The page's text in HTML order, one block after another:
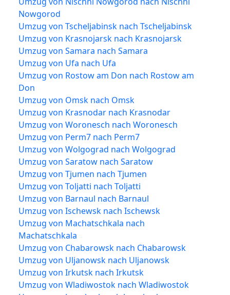
Nowgorod
Umzug von Tscheljabinsk nach Tscheljabinsk
Umzug von Krasnojarsk nach Krasnojarsk
Umzug von Samara nach Samara
Umzug von Ufa nach Ufa
Umzug von Rostow am Don nach Rostow am
Don
Umzug von Omsk nach Omsk
Umzug von Krasnodar nach Krasnodar
Umzug von Woronesch nach Woronesch
Umzug von Perm7 nach Perm7
Umzug von Wolgograd nach Wolgograd
Umzug von Saratow nach Saratow
Umzug von Tjumen nach Tjumen
Umzug von Toljatti nach Toljatti
Umzug von Barnaul nach Barnaul
Umzug von Ischewsk nach Ischewsk
Umzug von Machatschkala nach
Machatschkala
Umzug von Chabarowsk nach Chabarowsk
Umzug von Uljanowsk nach Uljanowsk
Umzug von Irkutsk nach Irkutsk
Umzug von Wladiwostok nach Wladiwostok